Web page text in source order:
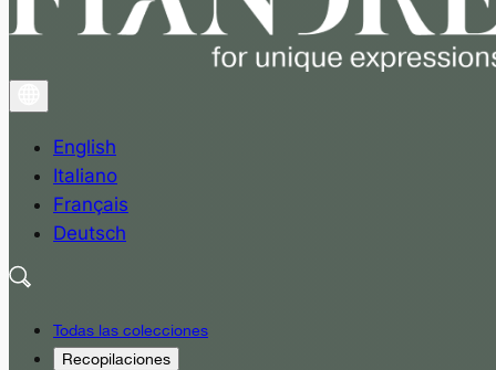
English
Italiano
Français
Deutsch
Todas las colecciones
Recopilaciones